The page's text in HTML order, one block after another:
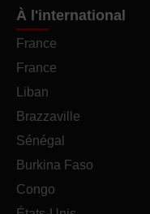
À l'international
France
France
Liban
Brazzaville
Sénégal
Burkina Faso
Congo